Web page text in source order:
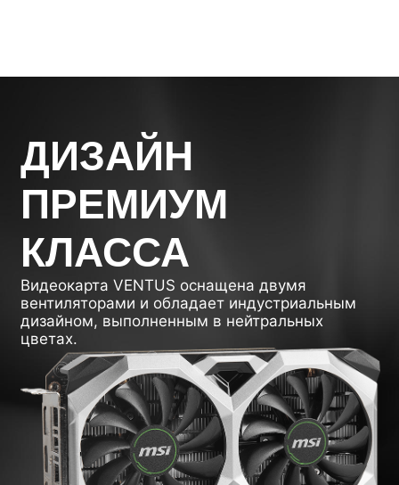
ДИЗАЙН
ПРЕМИУМ
КЛАССА
Видеокарта VENTUS оснащена двумя
вентиляторами и обладает индустриальным
дизайном, выполненным в нейтральных
цветах.